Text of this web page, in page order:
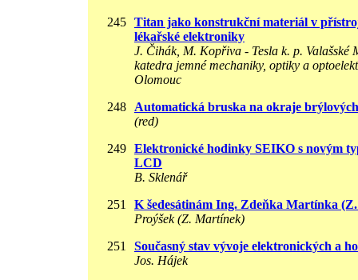
245 Titan jako konstrukční materiál v
lékařské elektroniky
J. Čihák, M. Kopřiva - Tesla k. p. Valašské
katedra jemné mechaniky, optiky a
Olomouc
248
Automatická bruska na okraje
(red)
249 Elektronické hodinky SEIKO s novým
LCD
B. Sklenář
251
K šedesátinám Ing. Zdeňka Martínka
Proýšek (Z. Martínek)
251
Současný stav vývoje elektronických a
Jos. Hájek